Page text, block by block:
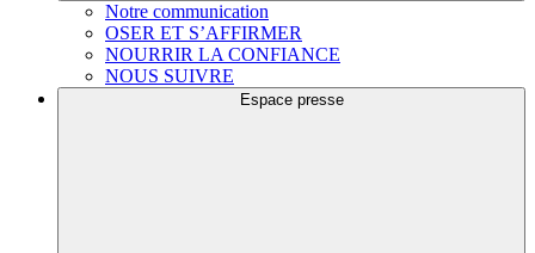
Notre communication
OSER ET S’AFFIRMER
NOURRIR LA CONFIANCE
NOUS SUIVRE
Espace presse